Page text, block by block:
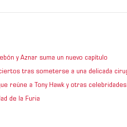
y Aznar suma un nuevo capítulo
tras someterse a una delicada
reúne a Tony Hawk y otras celebridades
de la Furia